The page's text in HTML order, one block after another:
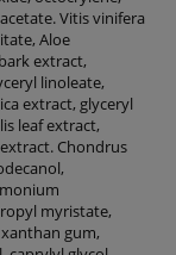
Vitis vinifera
Aloe
extract,
linoleate,
extract, glyceryl
leaf extract,
Chondrus
myristate,
gum,